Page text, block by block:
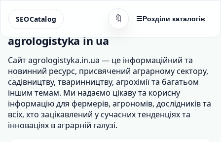
SEOCatalog 🔖 ☰Розділи каталогів
agrologistyka in ua
Сайт agrologistyka.in.ua — це інформаційний та
новинний ресурс, присвячений аграрному сектору,
садівництву, тваринництву, агрохімії та багатьом
іншим темам. Ми надаємо цікаву та корисну
інформацію для фермерів, агрономів, дослідників та
всіх, хто зацікавлений у сучасних тенденціях та
інноваціях в аграрній галузі.